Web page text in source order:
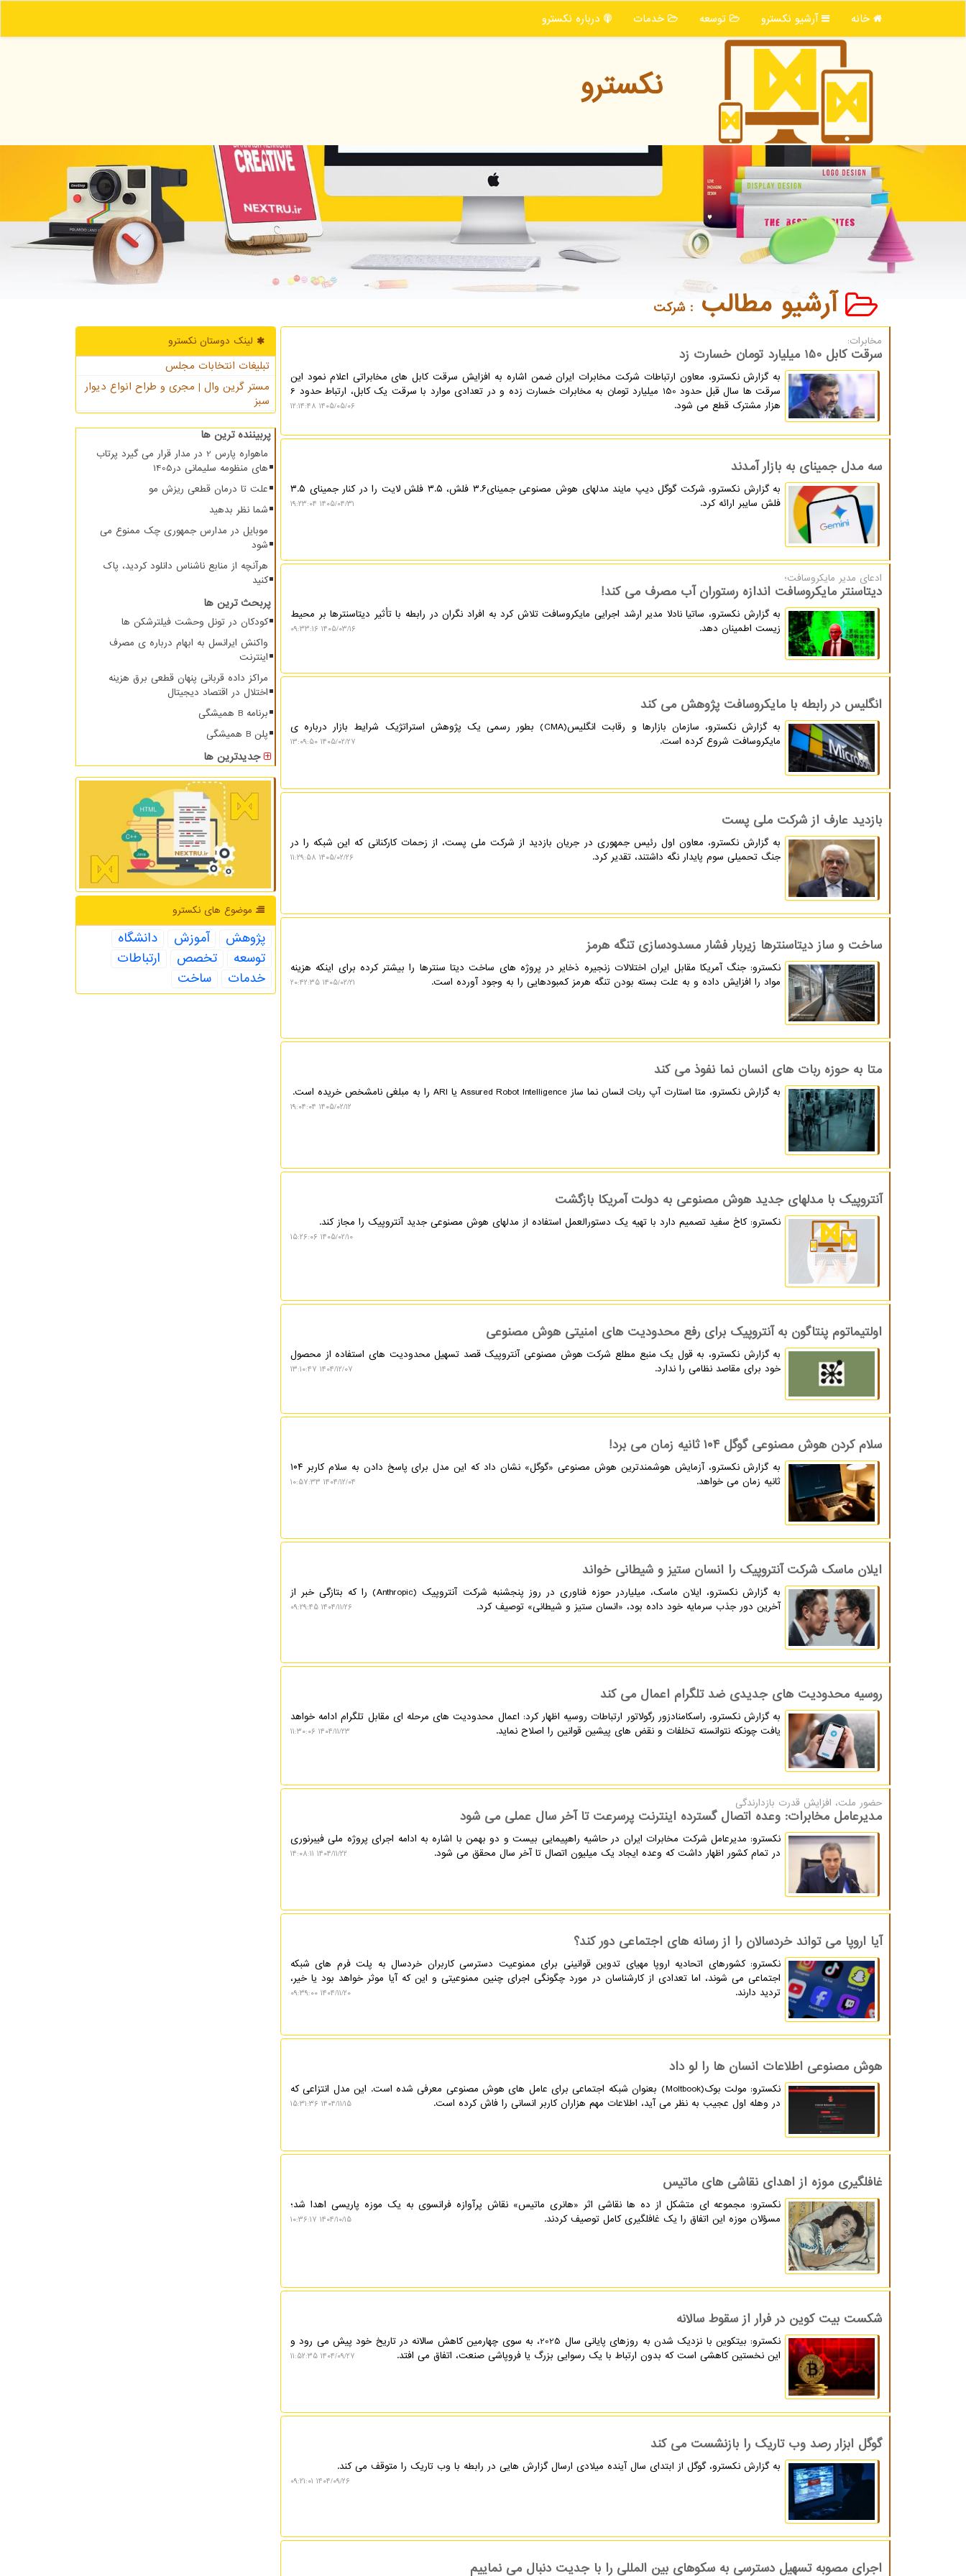
خانه آرشیو نكسترو توسعه خدمات درباره نكسترو
نكسترو
آرشیو مطالب : شركت
مخابرات:
سرقت کابل 150 میلیارد تومان خسارت زد
به گزارش نکسترو، معاون ارتباطات شرکت مخابرات ایران ضمن اشاره به افزایش سرقت کابل های مخابراتی اعلام نمود این
سرقت ها سال قبل حدود 150 میلیارد تومان به مخابرات خسارت زده و در تعدادی موارد با سرقت یک کابل، ارتباط حدود 6
هزار مشترک قطع می شود.
۱۴۰۵/۰۵/۰۶ ۱۲:۱۴:۴۸
سه مدل جمینای به بازار آمدند
به گزارش نکسترو، شرکت گوگل دیپ مایند مدلهای هوش مصنوعی جمینای۳.۶ فلش، ۳.۵ فلش لایت را در کنار جمینای ۳.۵
فلش سایبر ارائه کرد.
۱۴۰۵/۰۴/۳۱ ۱۹:۲۳:۰۴
ادعای مدیر مایكروسافت؛
دیتاسنتر مایکروسافت اندازه رستوران آب مصرف می کند!
به گزارش نکسترو، ساتیا نادلا مدیر ارشد اجرایی مایکروسافت تلاش کرد به افراد نگران در رابطه با تأثیر دیتاسنترها بر محیط
زیست اطمینان دهد.
۱۴۰۵/۰۳/۱۶ ۰۹:۳۳:۱۶
انگلیس در رابطه با مایکروسافت پژوهش می کند
به گزارش نکسترو، سازمان بازارها و رقابت انگلیس(CMA) بطور رسمی یک پژوهش استراتژیک شرایط بازار درباره ی
مایکروسافت شروع کرده است.
۱۴۰۵/۰۲/۲۷ ۱۳:۰۹:۵۰
بازدید عارف از شرکت ملی پست
به گزارش نکسترو، معاون اول رئیس جمهوری در جریان بازدید از شرکت ملی پست، از زحمات کارکنانی که این شبکه را در
جنگ تحمیلی سوم پایدار نگه داشتند، تقدیر کرد.
۱۴۰۵/۰۲/۲۶ ۱۱:۲۹:۵۸
ساخت و ساز دیتاسنترها زیربار فشار مسدودسازی تنگه هرمز
نکسترو: جنگ آمریکا مقابل ایران اختلالات زنجیره ذخایر در پروژه های ساخت دیتا سنترها را بیشتر کرده برای اینکه هزینه
مواد را افزایش داده و به علت بسته بودن تنگه هرمز کمبودهایی را به وجود آورده است.
۱۴۰۵/۰۲/۲۱ ۲۰:۴۲:۳۵
متا به حوزه ربات های انسان نما نفوذ می کند
به گزارش نکسترو، متا استارت آپ ربات انسان نما ساز Assured Robot Intelligence یا ARI را به مبلغی نامشخص خریده است.
۱۴۰۵/۰۲/۱۲ ۱۹:۰۴:۰۴
آنتروپیک با مدلهای جدید هوش مصنوعی به دولت آمریکا بازگشت
نکسترو: کاخ سفید تصمیم دارد با تهیه یک دستورالعمل استفاده از مدلهای هوش مصنوعی جدید آنتروپیک را مجاز کند.
۱۴۰۵/۰۲/۱۰ ۱۵:۲۶:۰۶
اولتیماتوم پنتاگون به آنتروپیک برای رفع محدودیت های امنیتی هوش مصنوعی
به گزارش نکسترو، به قول یک منبع مطلع شرکت هوش مصنوعی آنتروپیک قصد تسهیل محدودیت های استفاده از محصول
خود برای مقاصد نظامی را ندارد.
۱۴۰۴/۱۲/۰۷ ۱۳:۱۰:۴۷
سلام کردن هوش مصنوعی گوگل ۱۰۴ ثانیه زمان می برد!
به گزارش نکسترو، آزمایش هوشمندترین هوش مصنوعی «گوگل» نشان داد که این مدل برای پاسخ دادن به سلام کاربر ۱۰۴
ثانیه زمان می خواهد.
۱۴۰۴/۱۲/۰۴ ۱۰:۵۷:۳۳
ایلان ماسک شرکت آنتروپیک را انسان ستیز و شیطانی خواند
به گزارش نکسترو، ایلان ماسک، میلیاردر حوزه فناوری در روز پنجشنبه شرکت آنتروپیک (Anthropic) را که بتازگی خبر از
آخرین دور جذب سرمایه خود داده بود، «انسان ستیز و شیطانی» توصیف کرد.
۱۴۰۴/۱۱/۲۶ ۰۹:۲۹:۴۵
روسیه محدودیت های جدیدی ضد تلگرام اعمال می کند
به گزارش نکسترو، راسکامنادزور رگولاتور ارتباطات روسیه اظهار کرد: اعمال محدودیت های مرحله ای مقابل تلگرام ادامه خواهد
یافت چونکه نتوانسته تخلفات و نقض های پیشین قوانین را اصلاح نماید.
۱۴۰۴/۱۱/۲۳ ۱۱:۳۰:۰۶
حضور ملت، افزایش قدرت بازدارندگی
مدیرعامل مخابرات: وعده اتصال گسترده اینترنت پرسرعت تا آخر سال عملی می شود
نکسترو: مدیرعامل شرکت مخابرات ایران در حاشیه راهپیمایی بیست و دو بهمن با اشاره به ادامه اجرای پروژه ملی فیبرنوری
در تمام کشور اظهار داشت که وعده ایجاد یک میلیون اتصال تا آخر سال محقق می شود.
۱۴۰۴/۱۱/۲۲ ۱۴:۰۸:۱۱
آیا اروپا می تواند خردسالان را از رسانه های اجتماعی دور کند؟
نکسترو: کشورهای اتحادیه اروپا مهیای تدوین قوانینی برای ممنوعیت دسترسی کاربران خردسال به پلت فرم های شبکه
اجتماعی می شوند، اما تعدادی از کارشناسان در مورد چگونگی اجرای چنین ممنوعیتی و این که آیا موثر خواهد بود یا خیر،
تردید دارند.
۱۴۰۴/۱۱/۲۰ ۰۹:۳۹:۰۰
هوش مصنوعی اطلاعات انسان ها را لو داد
نکسترو: مولت بوک(Moltbook) بعنوان شبکه اجتماعی برای عامل های هوش مصنوعی معرفی شده است. این مدل انتزاعی که
در وهله اول عجیب به نظر می آید، اطلاعات مهم هزاران کاربر انسانی را فاش کرده است.
۱۴۰۴/۱۱/۱۵ ۱۵:۳۱:۳۶
غافلگیری موزه از اهدای نقاشی های ماتیس
نکسترو: مجموعه ای متشکل از ده ها نقاشی اثر «هانری ماتیس» نقاش پرآوازه فرانسوی به یک موزه پاریسی اهدا شد؛
مسؤلان موزه این اتفاق را یک غافلگیری کامل توصیف کردند.
۱۴۰۴/۱۰/۱۵ ۱۰:۳۶:۱۷
شکست بیت کوین در فرار از سقوط سالانه
نکسترو: بیتکوین با نزدیک شدن به روزهای پایانی سال 2025، به سوی چهارمین کاهش سالانه در تاریخ خود پیش می رود و
این نخستین کاهشی است که بدون ارتباط با یک رسوایی بزرگ یا فروپاشی صنعت، اتفاق می افتد.
۱۴۰۴/۰۹/۲۷ ۱۱:۵۲:۳۵
گوگل ابزار رصد وب تاریک را بازنشست می کند
به گزارش نکسترو، گوگل از ابتدای سال آینده میلادی ارسال گزارش هایی در رابطه با وب تاریک را متوقف می کند.
۱۴۰۴/۰۹/۲۶ ۰۹:۲۱:۰۱
اجرای مصوبه تسهیل دسترسی به سکوهای بین المللی را با جدیت دنبال می نماییم
لینک دوستان نكسترو
تبلیغات انتخابات مجلس
مستر گرین وال | مجری و طراح انواع دیوار
سبز
پربیننده ترین ها
ماهواره پارس 2 در مدار قرار می گیرد پرتاب
های منظومه سلیمانی در1405
علت تا درمان قطعی ریزش مو
شما نظر بدهید
موبایل در مدارس جمهوری چک ممنوع می
شود
هرآنچه از منابع ناشناس دانلود کردید، پاک
کنید
پربحث ترین ها
کودکان در تونل وحشت فیلترشکن ها
واکنش ایرانسل به ابهام درباره ی مصرف
اینترنت
مراکز داده قربانی پنهان قطعی برق هزینه
اختلال در اقتصاد دیجیتال
برنامه B همیشگی
پلن B همیشگی
جدیدترین ها
موضوع های نكسترو
پژوهش آموزش
دانشگاه
توسعه
تخصص
ارتباطات
خدمات
ساخت